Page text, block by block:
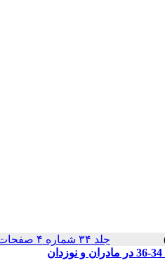
جلد ۳۴ شماره ۴ صفحات ۰-۰